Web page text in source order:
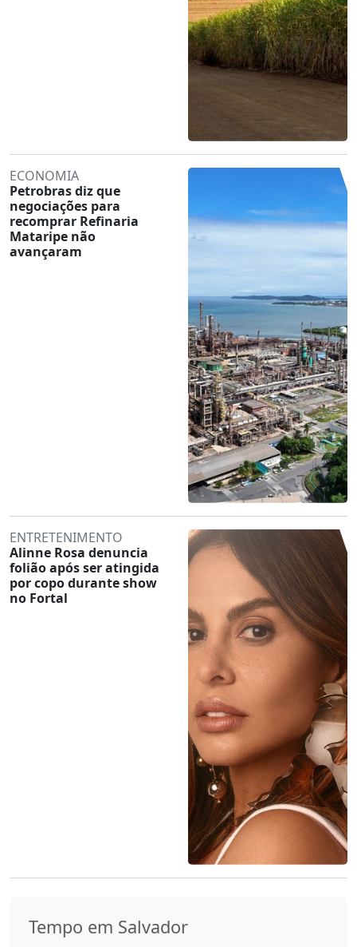
ECONOMIA
Petrobras diz que
negociações para
recomprar Refinaria
Mataripe não
avançaram
ENTRETENIMENTO
Alinne Rosa denuncia
folião após ser atingida
por copo durante show
no Fortal
Tempo em Salvador